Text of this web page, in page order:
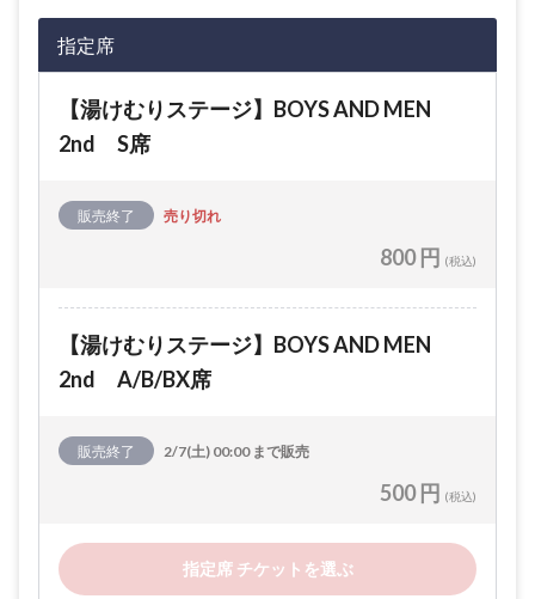
指定席
【湯けむりステージ】BOYS AND MEN
2nd S席
販売終了 売り切れ
800 円 (税込)
【湯けむりステージ】BOYS AND MEN
2nd A/B/BX席
販売終了 2/7(土) 00:00 まで販売
500 円 (税込)
指定席 チケットを選ぶ